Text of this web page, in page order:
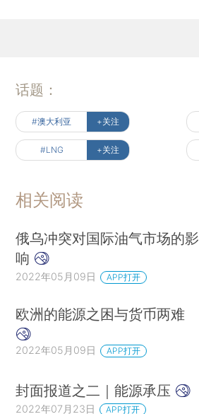
话题：
#澳大利亚 +关注
#LNG +关注
相关阅读
俄乌冲突对国际油气市场的影
响
2022年05月09日 APP打开
欧洲的能源之困与货币两难
2022年05月09日 APP打开
封面报道之二｜能源承压
2022年07月23日 APP打开